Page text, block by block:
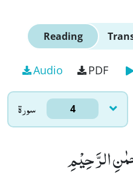
Reading
Audio PDF
سورۃ 4
الرَّحِیْمِ